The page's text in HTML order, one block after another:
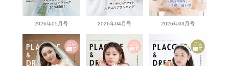
2026年05月号 2026年04月号 2026年03月号